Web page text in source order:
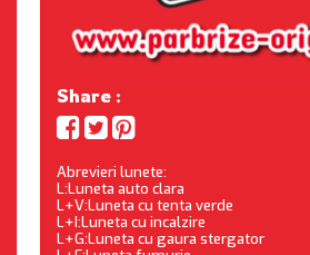
Share :
Abrevieri lunete:
L:Luneta auto clara
L+V:Luneta cu tenta verde
L+I:Luneta cu incalzire
L+G:Luneta cu gaura stergator